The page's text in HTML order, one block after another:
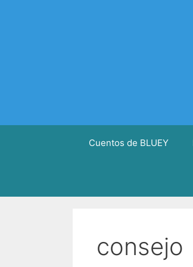
Cuentos de BLUEY
consejo